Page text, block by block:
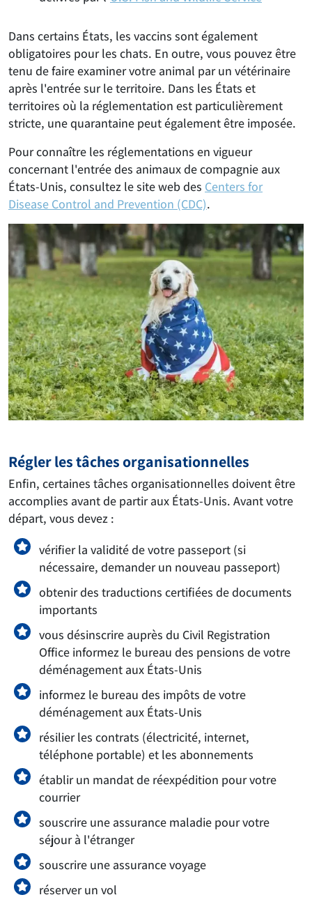
Dans certains États, les vaccins sont également
obligatoires pour les chats. En outre, vous pouvez être
tenu de faire examiner votre animal par un vétérinaire
après l'entrée sur le territoire. Dans les États et
territoires où la réglementation est particulièrement
stricte, une quarantaine peut également être imposée.
Pour connaître les réglementations en vigueur
concernant l'entrée des animaux de compagnie aux
États-Unis, consultez le site web des Centers for
Disease Control and Prevention (CDC).
Régler les tâches organisationnelles
Enfin, certaines tâches organisationnelles doivent être
accomplies avant de partir aux États-Unis. Avant votre
départ, vous devez :
vérifier la validité de votre passeport (si
nécessaire, demander un nouveau passeport)
obtenir des traductions certifiées de documents
importants
vous désinscrire auprès du Civil Registration
Office informez le bureau des pensions de votre
déménagement aux États-Unis
informez le bureau des impôts de votre
déménagement aux États-Unis
résilier les contrats (électricité, internet,
téléphone portable) et les abonnements
établir un mandat de réexpédition pour votre
courrier
souscrire une assurance maladie pour votre
séjour à l'étranger
souscrire une assurance voyage
réserver un vol